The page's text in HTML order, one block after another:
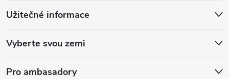
Užitečné informace
Vyberte svou zemi
Pro ambasadory